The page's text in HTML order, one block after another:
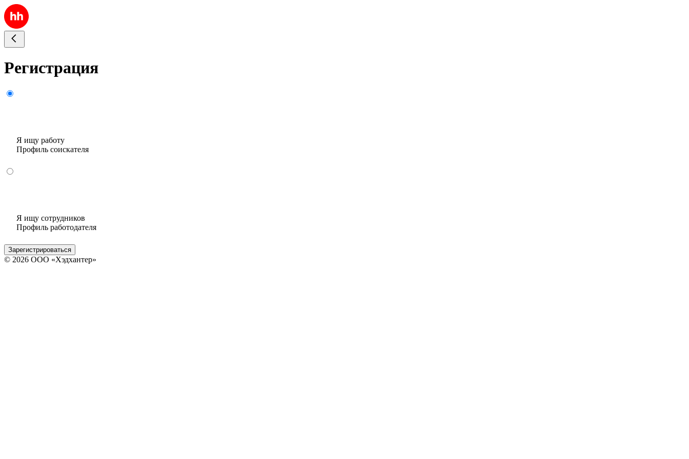
Регистрация
Я ищу работу
Профиль соискателя
Я ищу сотрудников
Профиль работодателя
Зарегистрироваться
© 2026 ООО «Хэдхантер»